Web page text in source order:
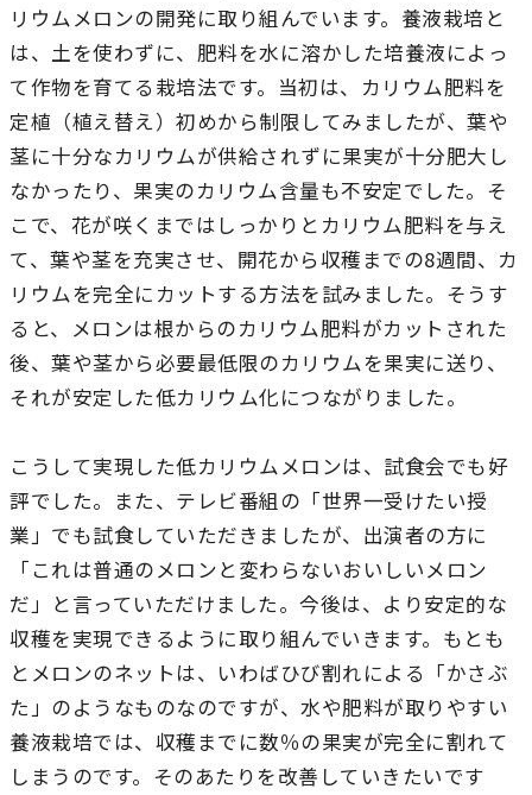
大学院
法学研究科
国際言語文化研究科
経済経営学研究科
理工学研究科
薬学研究科
看護学研究科
教員紹介
教学関連
全学教育機構
キャンパス内国際交流
その他（国際協力等）
リウムメロンの開発に取り組んでいます。養液栽培と
は、土を使わずに、肥料を水に溶かした培養液によっ
て作物を育てる栽培法です。当初は、カリウム肥料を
定植（植え替え）初めから制限してみましたが、葉や
茎に十分なカリウムが供給されずに果実が十分肥大し
なかったり、果実のカリウム含量も不安定でした。そ
こで、花が咲くまではしっかりとカリウム肥料を与え
て、葉や茎を充実させ、開花から収穫までの8週間、カ
リウムを完全にカットする方法を試みました。そうす
ると、メロンは根からのカリウム肥料がカットされた
後、葉や茎から必要最低限のカリウムを果実に送り、
それが安定した低カリウム化につながりました。
こうして実現した低カリウムメロンは、試食会でも好
評でした。また、テレビ番組の「世界一受けたい授
業」でも試食していただきましたが、出演者の方に
「これは普通のメロンと変わらないおいしいメロン
だ」と言っていただけました。今後は、より安定的な
収穫を実現できるように取り組んでいきます。もとも
とメロンのネットは、いわばひび割れによる「かさぶ
た」のようなものなのですが、水や肥料が取りやすい
養液栽培では、収穫までに数％の果実が完全に割れて
しまうのです。そのあたりを改善していきたいです